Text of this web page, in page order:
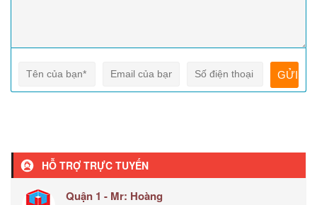
HỖ TRỢ TRỰC TUYẾN
Quận 1 - Mr: Hoàng